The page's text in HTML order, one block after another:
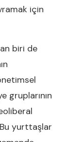
için
biri de
gruplarının
yurttaşlar